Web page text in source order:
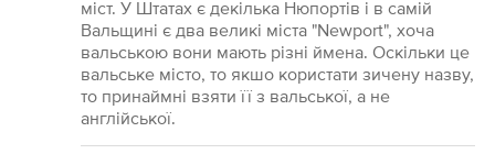
міст. У Штатах є декілька Нюпортів і в самій
Вальщині є два великі міста "Newport", хоча
вальською вони мають різні ймена. Оскільки це
вальське місто, то якшо користати зичену назву,
то принаймні взяти її з вальської, а не
англійської.